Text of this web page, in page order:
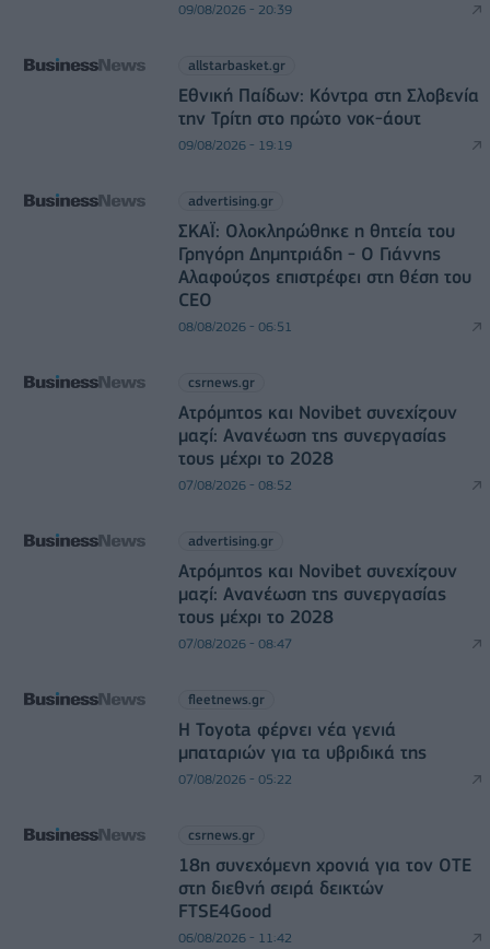
09/08/2026 - 20:39
allstarbasket.gr
Εθνική Παίδων: Κόντρα στη Σλοβενία
την Τρίτη στο πρώτο νοκ-άουτ
09/08/2026 - 19:19
advertising.gr
ΣΚΑΪ: Ολοκληρώθηκε η θητεία του
Γρηγόρη Δημητριάδη - Ο Γιάννης
Αλαφούζος επιστρέφει στη θέση του
CEO
08/08/2026 - 06:51
csrnews.gr
Ατρόμητος και Novibet συνεχίζουν
μαζί: Ανανέωση της συνεργασίας
τους μέχρι το 2028
07/08/2026 - 08:52
advertising.gr
Ατρόμητος και Novibet συνεχίζουν
μαζί: Ανανέωση της συνεργασίας
τους μέχρι το 2028
07/08/2026 - 08:47
fleetnews.gr
Η Toyota φέρνει νέα γενιά
μπαταριών για τα υβριδικά της
07/08/2026 - 05:22
csrnews.gr
18η συνεχόμενη χρονιά για τον ΟΤΕ
στη διεθνή σειρά δεικτών
FTSE4Good
06/08/2026 - 11:42